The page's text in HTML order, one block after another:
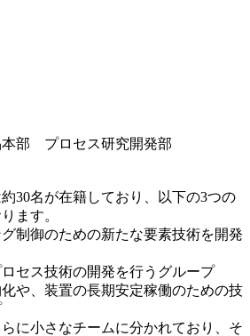
本部 プロセス研究開発部
30名が在籍しており、以下の3つの
ます。
制御のための新たな要素技術を開発
セス技術の開発を行うグループ
や、装置の長期安定稼働のための技
に小さなチームに分かれており、そ